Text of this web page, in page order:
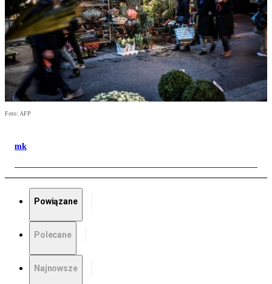
Foto: AFP
mk
Powiązane
Polecane
Najnowsze